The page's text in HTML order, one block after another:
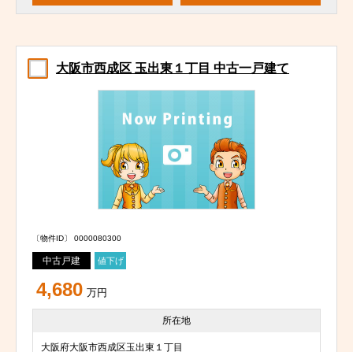
大阪市西成区 玉出東１丁目 中古一戸建て
〔物件ID〕 0000080300
中古戸建 値下げ
4,680 万円
所在地
大阪府大阪市西成区玉出東１丁目